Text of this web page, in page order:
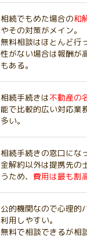
相続でもめた場合の和
やその対策がメイン。
無料相談はほとんど行
性がない場合は報酬が
もある。
相続手続きは不動産の
能で比較的広い対応業
多い。
相続手続きの窓口にな
金解約以外は提携先の
うため、費用は最も割
公的機関なので心理的
利用しやすい。
無料で相談できるが相